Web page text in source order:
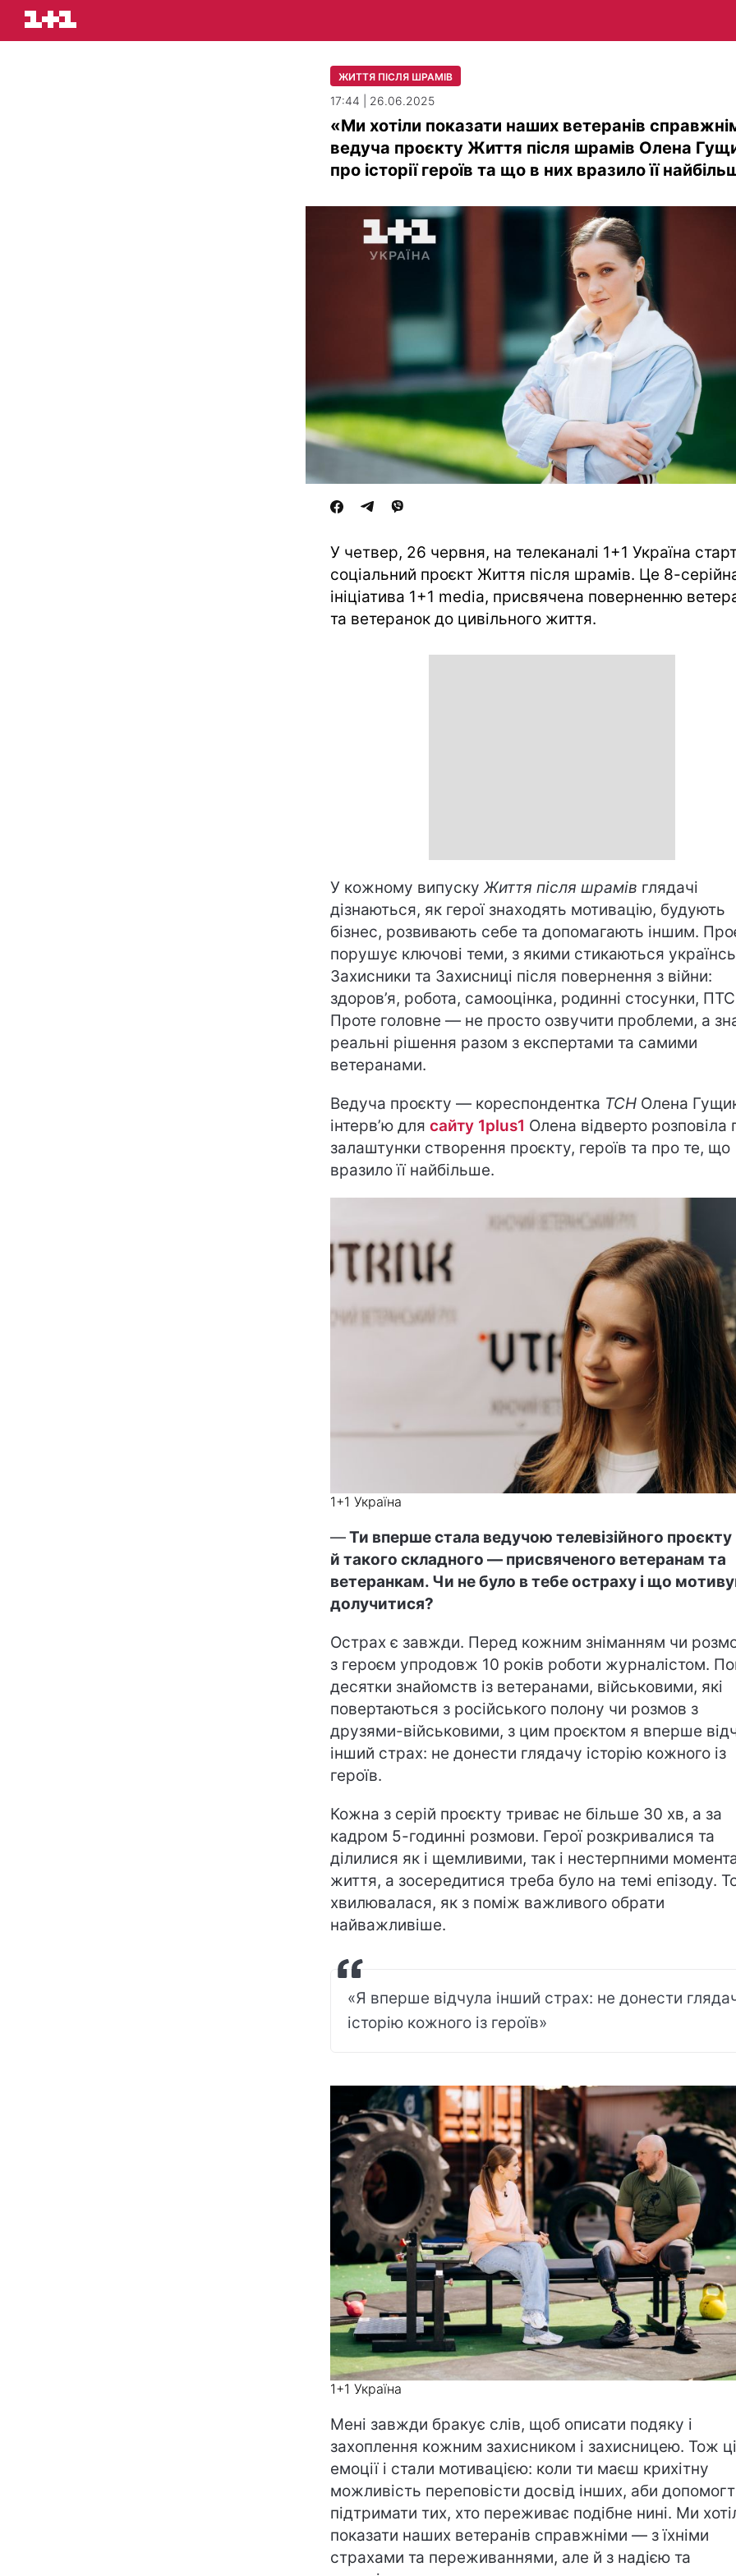
ЖИТТЯ ПІСЛЯ ШРАМІВ
17:44 | 26.06.2025
«Ми хотіли показати наших ветеранів
ведуча проєкту Життя після шрамів Олена
про історії героїв та що в них вразило її
У четвер, 26 червня, на телеканалі 1+1 Україна
соціальний проєкт Життя після шрамів. Це 8-
ініціатива 1+1 media, присвячена поверненню
та ветеранок до цивільного життя.
У кожному випуску Життя після шрамів глядачі
дізнаються, як герої знаходять мотивацію, будують
бізнес, розвивають себе та допомагають іншим.
порушує ключові теми, з якими стикаються
Захисники та Захисниці після повернення з війни:
здоров’я, робота, самооцінка, родинні стосунки,
Проте головне — не просто озвучити проблеми, а
реальні рішення разом з експертами та самими
ветеранами.
Ведуча проєкту — кореспондентка ТСН Олена
інтерв’ю для сайту 1plus1 Олена відверто розповіла
залаштунки створення проєкту, героїв та про те, що
вразило її найбільше.
1+1 Україна
—Ти вперше стала ведучою телевізійного проєкту
й такого складного — присвяченого ветеранам та
ветеранкам. Чи не було в тебе остраху і що
долучитися?
Острах є завжди. Перед кожним зніманням чи
з героєм упродовж 10 років роботи журналістом.
десятки знайомств із ветеранами, військовими, які
повертаються з російського полону чи розмов з
друзями-військовими, з цим проєктом я вперше
інший страх: не донести глядачу історію кожного із
героїв.
Кожна з серій проєкту триває не більше 30 хв, а за
кадром 5-годинні розмови. Герої розкривалися та
ділилися як і щемливими, так і нестерпними
життя, а зосередитися треба було на темі епізоду.
хвилювалася, як з поміж важливого обрати
найважливіше.
«Я вперше відчула інший страх: не донести
історію кожного із героїв»
1+1 Україна
Мені завжди бракує слів, щоб описати подяку і
захоплення кожним захисником і захисницею. Тож ці
емоції і стали мотивацією: коли ти маєш крихітну
можливість переповісти досвід інших, аби
підтримати тих, хто переживає подібне нині. Ми
показати наших ветеранів справжніми — з їхніми
страхами та переживаннями, але й з надією та